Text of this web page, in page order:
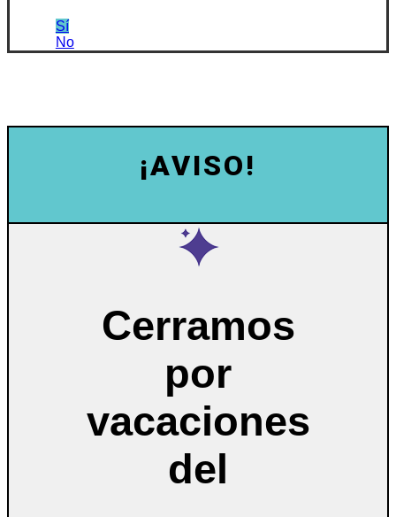
Sí
No
¡AVISO!
Cerramos
por
vacaciones
del